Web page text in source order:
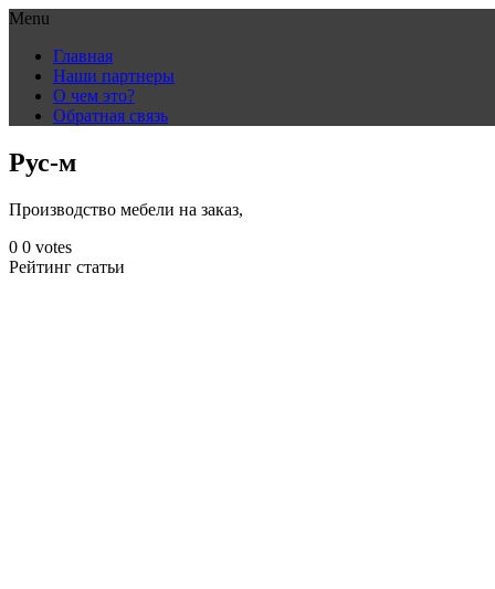
Menu
content
Главная
Наши партнеры
О чем это?
Обратная связь
Рус-м
Производство мебели на заказ,
0 0 votes
Рейтинг статьи